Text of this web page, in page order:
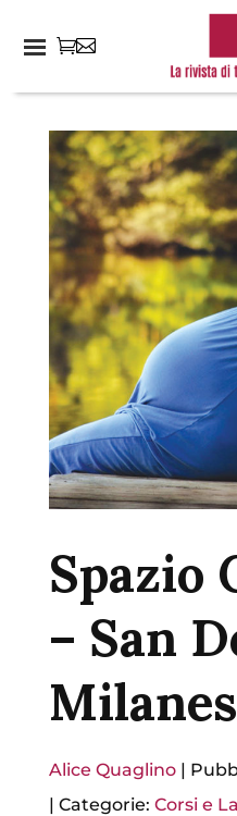
Spazio
– San
Alice Quaglino|
| Categorie: Corsi e